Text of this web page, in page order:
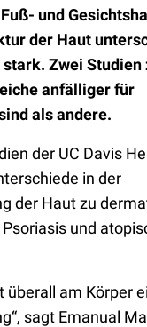
und
der Haut
Zwei Studien
anfälliger für
als andere.
der UC Davis
in der
der Haut zu
und
überall am Körper
sagt Emanual